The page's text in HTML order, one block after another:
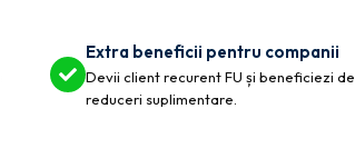
Extra beneficii pentru companii
Devii client recurent FU și beneficiezi de
reduceri suplimentare.